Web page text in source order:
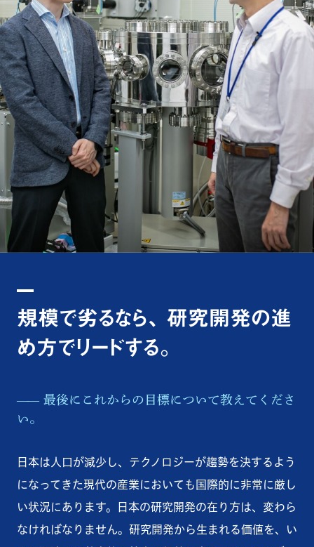
規模で劣るなら、 研究開発の進
め方でリードする。
最後にこれからの目標について教えてくださ
い。
日本は人口が減少し、テクノロジーが趨勢を決するよう
になってきた現代の産業においても国際的に非常に厳し
い状況にあります。日本の研究開発の在り方は、変わら
なければなりません。研究開発から生まれる価値を、い